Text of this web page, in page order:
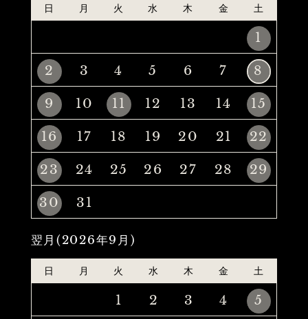
日 月 火 水 木 金 土
1
2
3 4 5 6 7
8
9
10 11 12 13 14
15
16
17 18 19 20 21
22
23
24 25 26 27 28
29
30
31
翌月(2026年9月)
日 月 火 水 木 金 土
1 2 3 4
5